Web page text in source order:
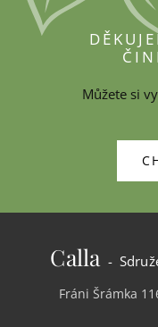
Můžete si
Calla-
Fráni Šrámka